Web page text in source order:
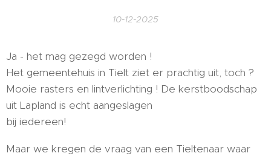
10-12-2025
Ja - het mag gezegd worden !
Het gemeentehuis in Tielt ziet er prachtig uit, toch ?
Mooie rasters en lintverlichting ! De kerstboodschap
uit Lapland is echt aangeslagen
bij iedereen!
Maar we kregen de vraag van een Tieltenaar waar